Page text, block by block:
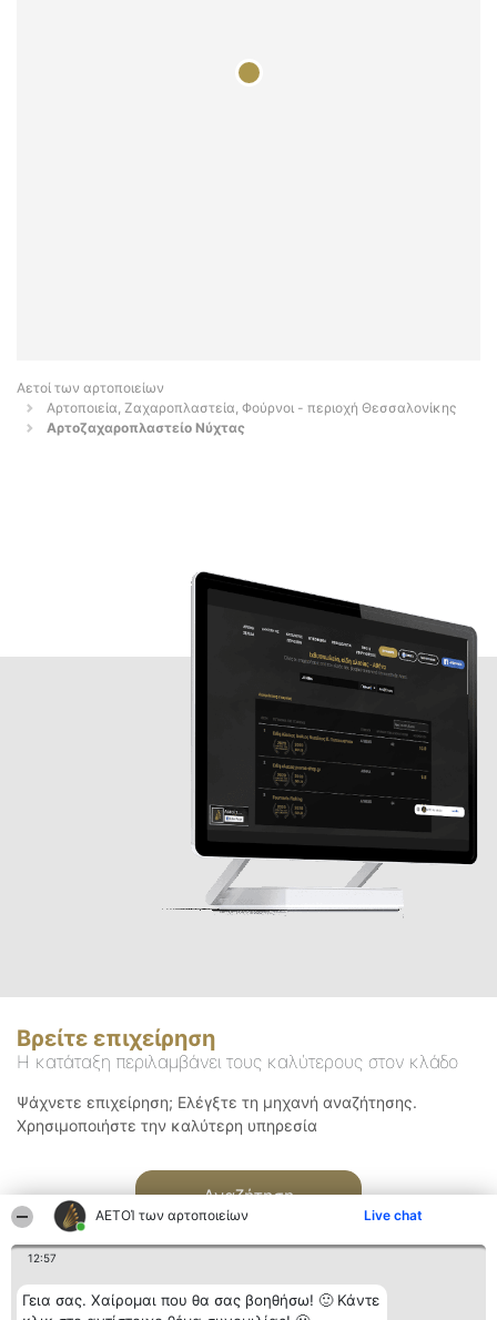
ΑΕΤΟΊ των αρτοποιείων Live chat
12:57
Γεια σας. Χαίρομαι που θα σας βοηθήσω! 🙂 Κάντε
Αετοί των αρτοποιείων
Αρτοποιεία, Ζαχαροπλαστεία, Φούρνοι - περιοχή Θεσσαλονίκης
Αρτοζαχαροπλαστείο Νύχτας
Βρείτε επιχείρηση
Η κατάταξη περιλαμβάνει τους καλύτερους στον κλάδο
Ψάχνετε επιχείρηση; Ελέγξτε τη μηχανή αναζήτησης.
Χρησιμοποιήστε την καλύτερη υπηρεσία
Αναζήτηση